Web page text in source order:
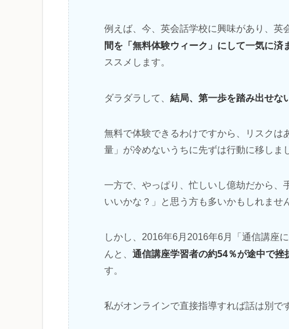
例えば、今、英会話学校に興味があり、英
間を「無料体験ウィーク」にして一気に済
ススメします。
ダラダラして、 結局、第一歩を踏み出せな
無料で体験できるわけですから、リスクは
量」が冷めないうちに先ずは行動に移しま
一方で、やっぱり、忙しいし億劫だから、
いいかな？」と思う方も多いかもしれませ
しかし、2016年6月2016年6月「通信講座
んと、 通信講座学習者の約54％が途中で挫
す。
私がオンラインで直接指導すれば話は別で